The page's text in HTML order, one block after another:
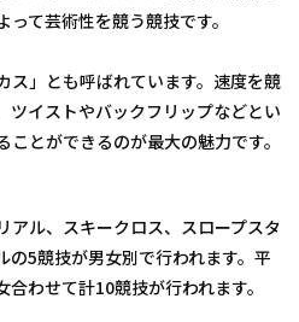
て芸術性を競う競技です。
ス」とも呼ばれています。速度を競
ツイストやバックフリップなどとい
とができるのが最大の魅力です。
アル、スキークロス、スロープスタ
の5競技が男女別で行われます。平
わせて計10競技が行われます。